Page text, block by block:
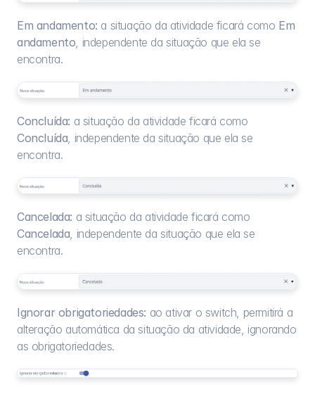
Em andamento: a situação da atividade ficará como Em
andamento , independente da situação que ela se
encontra.
Concluída:
Concluída , independente da situação que ela se
encontra.
Cancelada:
Cancelada , independente da situação que ela se
encontra.
Ignorar obrigatoriedades: ao ativar o switch, permitirá a
alteração automática da situação da atividade, ignorando
as obrigatoriedades.